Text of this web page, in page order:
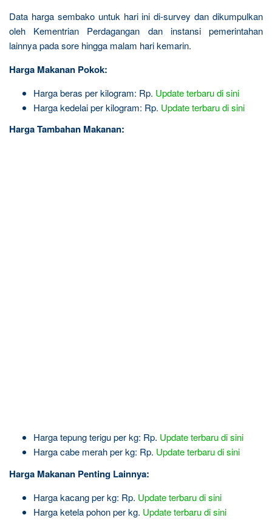
Data harga sembako untuk hari ini di-survey dan dikumpulkan
oleh Kementrian Perdagangan dan instansi pemerintahan
lainnya pada sore hingga malam hari kemarin.
Harga Makanan Pokok:
Harga beras per kilogram: Rp. Update terbaru di sini
Harga kedelai per kilogram: Rp. Update terbaru di sini
Harga Tambahan Makanan:
Harga tepung terigu per kg: Rp. Update terbaru di sini
Harga cabe merah per kg: Rp. Update terbaru di sini
Harga Makanan Penting Lainnya:
Harga kacang per kg: Rp. Update terbaru di sini
Harga ketela pohon per kg. Update terbaru di sini